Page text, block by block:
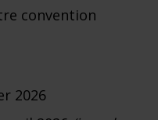
convention
2026